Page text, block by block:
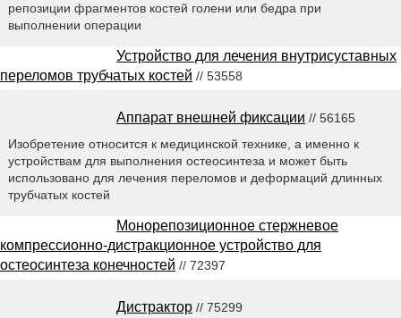
репозиции фрагментов костей голени или бедра при
выполнении операции
Устройство для лечения внутрисуставных
переломов трубчатых костей // 53558
Аппарат внешней фиксации // 56165
Изобретение относится к медицинской технике, а именно к
устройствам для выполнения остеосинтеза и может быть
использовано для лечения переломов и деформаций длинных
трубчатых костей
Монорепозиционное стержневое
компрессионно-дистракционное устройство для
остеосинтеза конечностей // 72397
Дистрактор // 75299